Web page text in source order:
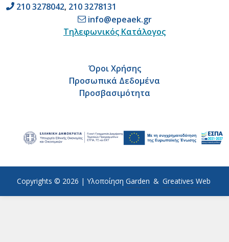
210 3278042, 210 3278131
info@epeaek.gr
Τηλεφωνικός Κατάλογος
Όροι Χρήσης
Προσωπικά Δεδομένα
Προσβασιμότητα
Copyrights © 2026 | Υλοποίηση Garden & Greatives Web